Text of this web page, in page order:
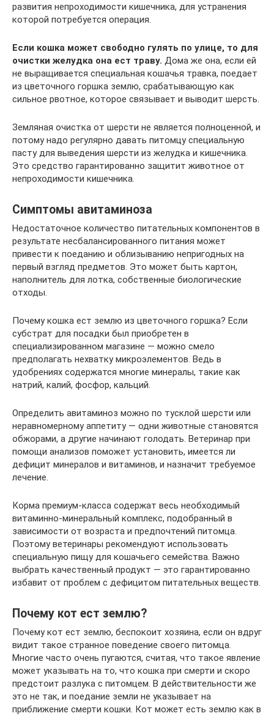
развития непроходимости кишечника, для устранения
которой потребуется операция.
Если кошка может свободно гулять по улице, то для
очистки желудка она ест траву. Дома же она, если ей
не выращивается специальная кошачья травка, поедает
из цветочного горшка землю, срабатывающую как
сильное рвотное, которое связывает и выводит шерсть.
Земляная очистка от шерсти не является полноценной, и
потому надо регулярно давать питомцу специальную
пасту для выведения шерсти из желудка и кишечника.
Это средство гарантированно защитит животное от
непроходимости кишечника.
Симптомы авитаминоза
Недостаточное количество питательных компонентов в
результате несбалансированного питания может
привести к поеданию и облизыванию непригодных на
первый взгляд предметов. Это может быть картон,
наполнитель для лотка, собственные биологические
отходы.
Почему кошка ест землю из цветочного горшка? Если
субстрат для посадки был приобретен в
специализированном магазине — можно смело
предполагать нехватку микроэлементов. Ведь в
удобрениях содержатся многие минералы, такие как
натрий, калий, фосфор, кальций.
Определить авитаминоз можно по тусклой шерсти или
неравномерному аппетиту — одни животные становятся
обжорами, а другие начинают голодать. Ветеринар при
помощи анализов поможет установить, имеется ли
дефицит минералов и витаминов, и назначит требуемое
лечение.
Корма премиум-класса содержат весь необходимый
витаминно-минеральный комплекс, подобранный в
зависимости от возраста и предпочтений питомца.
Поэтому ветеринары рекомендуют использовать
специальную пищу для кошачьего семейства. Важно
выбрать качественный продукт — это гарантированно
избавит от проблем с дефицитом питательных веществ.
Почему кот ест землю?
Почему кот ест землю, беспокоит хозяина, если он вдруг
видит такое странное поведение своего питомца.
Многие часто очень пугаются, считая, что такое явление
может указывать на то, что кошка при смерти и скоро
предстоит разлука с питомцем. В действительности же
это не так, и поедание земли не указывает на
приближение смерти кошки. Кот может есть землю как в